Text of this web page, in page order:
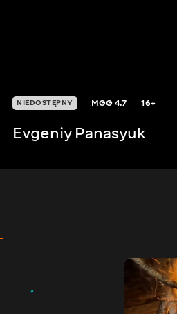
NIEDOSTĘPNY MGG4.7 16+
Evgeniy Panasyuk